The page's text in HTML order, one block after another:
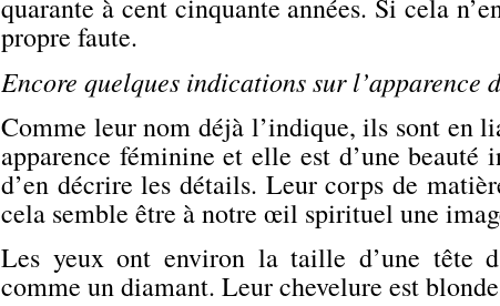
quarante à cent cinquante années. Si cela
propre faute.
Encore quelques indications sur l’apparence
Comme leur nom déjà l’indique, ils sont en
apparence féminine et elle est d’une
d’en décrire les détails. Leur corps de
cela semble être à notre œil spirituel une
Les yeux ont environ la taille d’une tête
comme un diamant. Leur chevelure est